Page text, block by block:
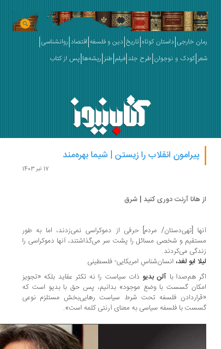
خارجی داستان کوتاه تاریخ دین و فلسفه اقتصاد روانشناسی
کودک و نوجوان طرح جلد فیلم طنز ریشه‌ها پس از کتاب
پیرامون انقلاب را زیستن | شیما بهره‌مند
هانا آرنت دوری کنید | شرق
[تهی‌دستان/ مردم] حرفی از دموکراسی نمی‌زدند، اما به‌ طور
و شخصی مسائل را پشت سر می‌گذاشتند، آنها دموکراسی را
می‌کردند.
ابو لغد،انسان‌شناسِ امریکایی- فلسطینی
هم‌صدا باآلن بدیوذات سیاست را نه تکثر عقاید بلکه «تجویز
گسست با وضع موجود» بدانیم، پس حق با بدیو است که
فلسفه تحت شرط سیاست رهایی‌بخش مستلزم نوعی
با فلسفه سیاسی به معنای آرنتی کلمه است».